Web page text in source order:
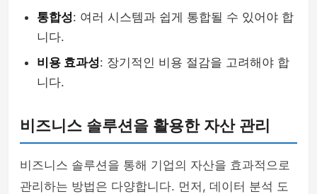
통합성: 여러 시스템과 쉽게 통합될 수 있어야 합
니다.
비용 효과성: 장기적인 비용 절감을 고려해야 합
니다.
비즈니스 솔루션을 활용한 자산 관리
비즈니스 솔루션을 통해 기업의 자산을 효과적으로
관리하는 방법은 다양합니다. 먼저, 데이터 분석 도